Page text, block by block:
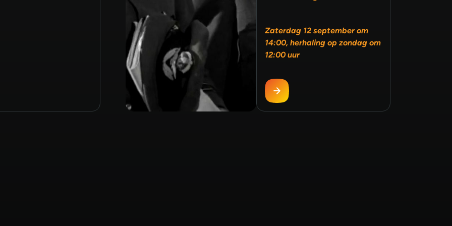
Zaterdag 12 september om
14:00, herhaling op zondag om
12:00 uur